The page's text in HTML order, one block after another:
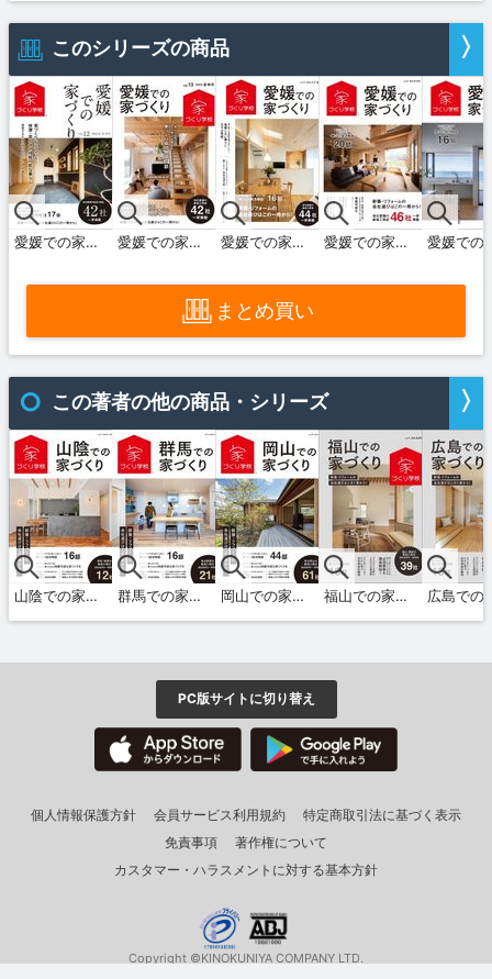
このシリーズの商品 n
愛媛での家づくり 冬・春号 vol.12 愛媛での家づくり 夏・秋号 vol.13 愛媛での家づくり 冬・春号 vol.14 愛媛での家づくり 夏・秋号 vol.15
まとめ買い
この著者の他の商品・シリーズ n
山陰での家づくり 秋・冬号 vol.5 群馬での家づくり 秋・冬号 vol.5 岡山での家づくり 秋・冬号 vol.19 福山での家づくり 夏・秋号 vol.12
PC版サイトに切り替え
個人情報保護方針 会員サービス利用規約
特定商取引法に基づく表示
免責事項
著作権について
カスタマー・ハラスメントに対する基本方針
Copyright ©KINOKUNIYA COMPANY LTD.